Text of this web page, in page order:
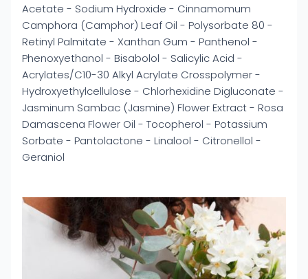
Acetate - Sodium Hydroxide - Cinnamomum
Camphora (Camphor) Leaf Oil - Polysorbate 80 -
Retinyl Palmitate - Xanthan Gum - Panthenol -
Phenoxyethanol - Bisabolol - Salicylic Acid -
Acrylates/C10-30 Alkyl Acrylate Crosspolymer -
Hydroxyethylcellulose - Chlorhexidine Digluconate -
Jasminum Sambac (Jasmine) Flower Extract - Rosa
Damascena Flower Oil - Tocopherol - Potassium
Sorbate - Pantolactone - Linalool - Citronellol -
Geraniol